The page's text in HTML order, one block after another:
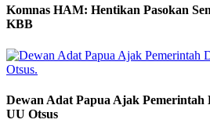
Komnas HAM: Hentikan Pasokan
KBB
Dewan Adat Papua Ajak Pemerintah
UU Otsus